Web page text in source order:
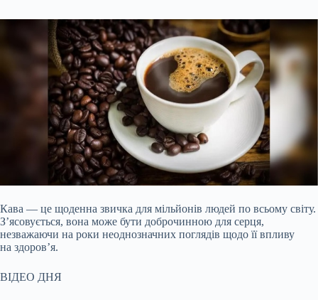
Кава — це щоденна звичка для мільйонів людей по всьому світу.
З’ясовується, вона може бути доброчинною для серця,
незважаючи на роки неоднозначних поглядів щодо їївпливу
на здоров’я.
ВІДЕО ДНЯ